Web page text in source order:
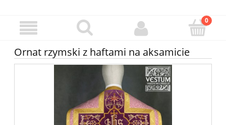
Ornat rzymski z haftami na aksamicie